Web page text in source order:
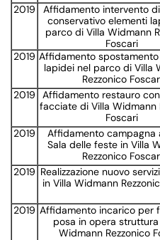
2019
Affidamento intervento
conservativo elementi
parco di Villa Widmann
Foscari
2019 Affidamento
lapidei nel parco di Villa
Rezzonico
2019
Affidamento restauro
facciate di Villa Widmann
Foscari
2019
Affidamento campagna
Sala delle feste in Villa
Rezzonico
2019 Realizzazione nuovo
in Villa Widmann
2019 Affidamento incarico per
posa in opera struttura
Widmann Rezzonico